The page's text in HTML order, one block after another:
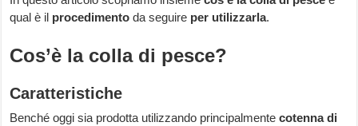
qual è il procedimento da seguire per utilizzarla.
Cos’è la colla di pesce?
Caratteristiche
Benché oggi sia prodotta utilizzando principalmentecotenna di